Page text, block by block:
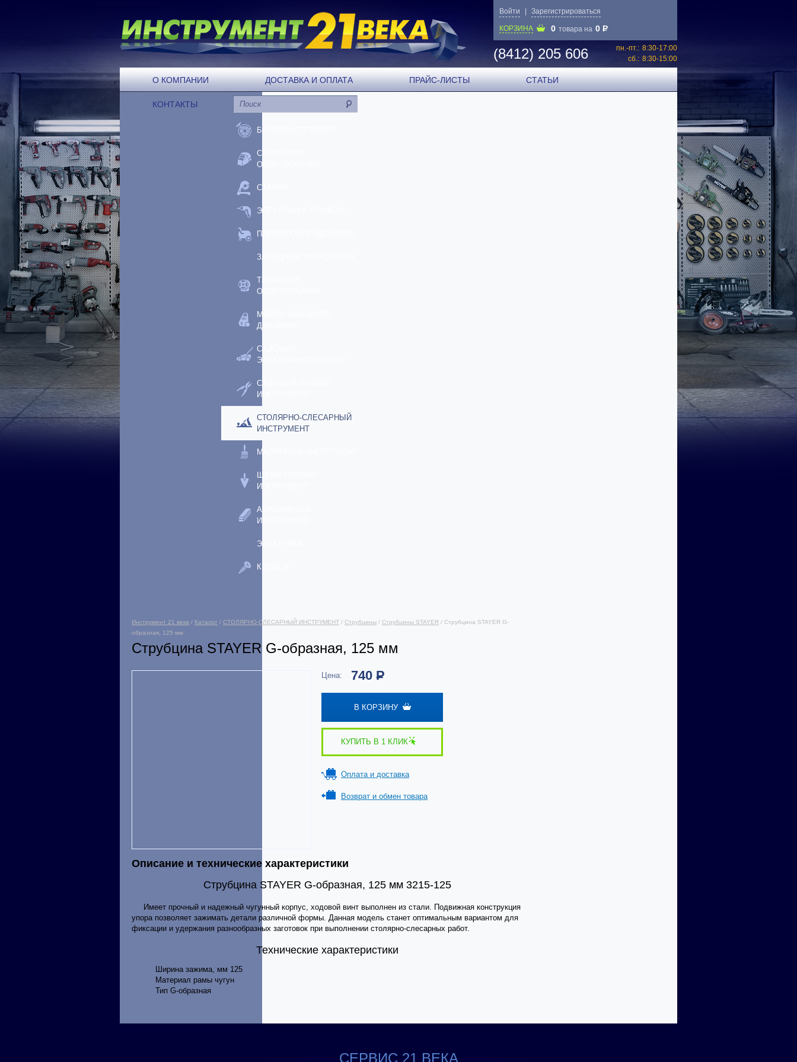
Войти Зарегистрироваться
КОРЗИНА 0 товара на 0 P
(8412) 205 606 пн.-пт.: 8:30-17:00
сб.: 8:30-15:00
О КОМПАНИИ ДОСТАВКА И ОПЛАТА ПРАЙС-ЛИСТЫ СТАТЬИ
КОНТАКТЫ
БЕНЗОИНСТРУМЕНТ
СВАРОЧНОЕ
ОБОРУДОВАНИЕ
СТАНКИ
ЭЛЕКТРОИНСТРУМЕНТ
ПНЕВМООБОРУДОВАНИЕ
ЗАРЯДНЫЕ УСТРОЙСТВА
ТЕПЛОВОЕ
ОБОРУДОВАНИЕ
МОЙКИ ВЫСОКОГО
ДАВЛЕНИЯ
САДОВЫЙ
ЭЛЕКТРОИНСТРУМЕНТ
САДОВЫЙ РУЧНОЙ
ИНСТРУМЕНТ
СТОЛЯРНО-СЛЕСАРНЫЙ
ИНСТРУМЕНТ
МАЛЯРНЫЙ ИНСТРУМЕНТ
ШТУКАТУРНЫЙ
ИНСТРУМЕНТ
АБРАЗИВНЫЙ
ИНСТРУМЕНТ
ЭЛЕКТРИКА
КРЕПЕЖ
Инструмент 21 века / Каталог / СТОЛЯРНО-СЛЕСАРНЫЙ ИНСТРУМЕНТ / Струбцины / Струбцины STAYER / Струбцина STAYER G-
образная, 125 мм
Струбцина STAYER G-образная, 125 мм
Цена: 740 Р
В КОРЗИНУ
КУПИТЬ В 1 КЛИК
Оплата и доставка
Возврат и обмен товара
Описание и технические характеристики
Струбцина STAYER G-образная, 125 мм 3215-125
Имеет прочный и надежный чугунный корпус, ходовой винт выполнен из стали. Подвижная конструкция
упора позволяет зажимать детали различной формы. Данная модель станет оптимальным вариантом для
фиксации и удержания разнообразных заготовок при выполнении столярно-слесарных работ.
Технические характеристики
Ширина зажима, мм 125
Материал рамы чугун
Тип G-образная
СЕРВИС 21 ВЕКА